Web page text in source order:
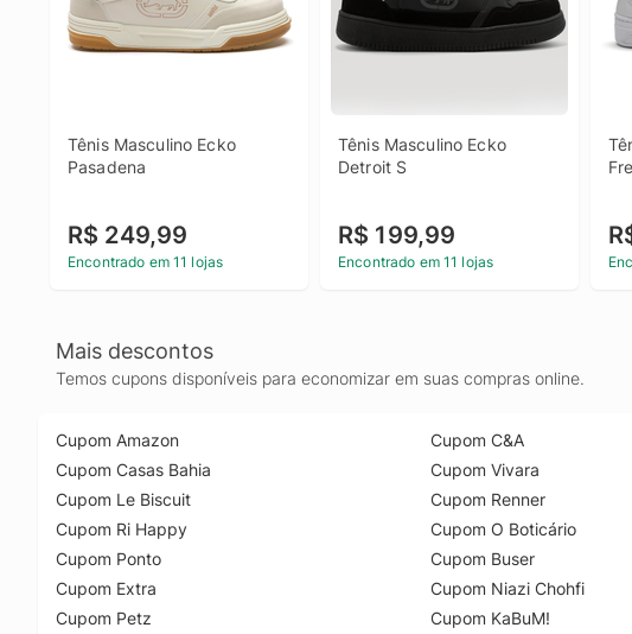
Tênis Masculino Ecko
Pasadena
R$ 249,99
Encontrado em 11 lojas
Tênis Masculino Ecko
Detroit S
R$ 199,99
Encontrado em 11 lojas
Mais descontos
Temos cupons disponíveis para economizar em suas compras online.
Cupom Amazon
Cupom Casas Bahia
Cupom Le Biscuit
Cupom Ri Happy
Cupom Ponto
Cupom Extra
Cupom Petz
Cupom C&A
Cupom Vivara
Cupom Renner
Cupom O Boticário
Cupom Buser
Cupom Niazi Chohfi
Cupom KaBuM!